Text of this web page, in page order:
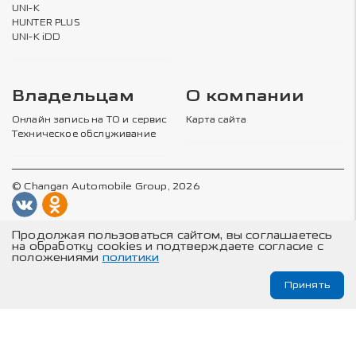
UNI-K
HUNTER PLUS
UNI-K iDD
Владельцам
Онлайн запись на ТО и сервис
Техническое обслуживание
О компании
Карта сайта
© Changan Automobile Group, 2026
Изложенная на данном сайте информация носит
ознакомительный характер не является публичной
офертой, определяемой положениями статей 435 и 437
Гражданского Кодекса Российской Федерации.
Подробности актуальных предложений доступны в салонах
официальных дилеров CHANGAN. Указанные на сайте цены,
комплектации и технические характеристики, а также
Продолжая пользоваться сайтом, вы соглашаетесь
на обработку cookies и подтверждаете согласие с
положениями политики
Принять